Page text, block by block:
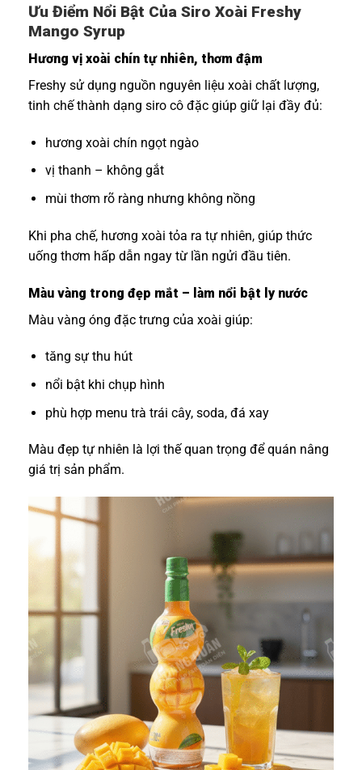
Ưu Điểm Nổi Bật Của Siro Xoài Freshy
Mango Syrup
Hương vị xoài chín tự nhiên, thơm đậm
Freshy sử dụng nguồn nguyên liệu xoài chất lượng,
tinh chế thành dạng siro cô đặc giúp giữ lại đầy đủ:
hương xoài chín ngọt ngào
vị thanh – không gắt
mùi thơm rõ ràng nhưng không nồng
Khi pha chế, hương xoài tỏa ra tự nhiên, giúp thức
uống thơm hấp dẫn ngay từ lần ngửi đầu tiên.
Màu vàng trong đẹp mắt – làm nổi bật ly nước
Màu vàng óng đặc trưng của xoài giúp:
tăng sự thu hút
nổi bật khi chụp hình
phù hợp menu trà trái cây, soda, đá xay
Màu đẹp tự nhiên là lợi thế quan trọng để quán nâng
giá trị sản phẩm.